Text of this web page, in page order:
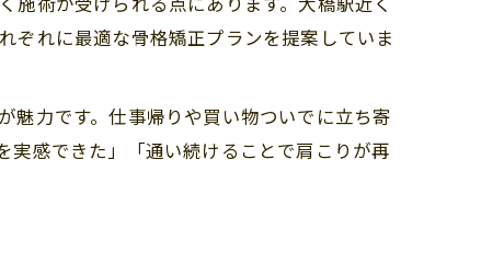
ぞれに最適な骨格矯正プランを提案していま
魅力です。仕事帰りや買い物ついでに立ち寄
実感できた」「通い続けることで肩こりが再